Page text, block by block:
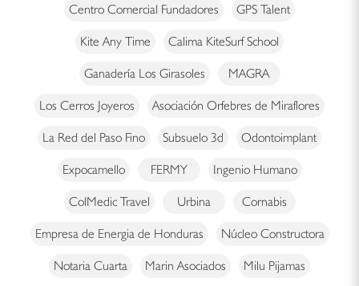
Centro Comercial Fundadores GPS Talent
Kite Any Time Calima KiteSurf School
Ganadería Los Girasoles MAGRA
Los Cerros Joyeros Asociación Orfebres de Miraflores
La Red del Paso Fino Subsuelo 3d Odontoimplant
Expocamello FERMY Ingenio Humano
ColMedic Travel Urbina Cornabis
Empresa de Energia de Honduras Núcleo Constructora
Notaria Cuarta Marin Asociados Milu Pijamas